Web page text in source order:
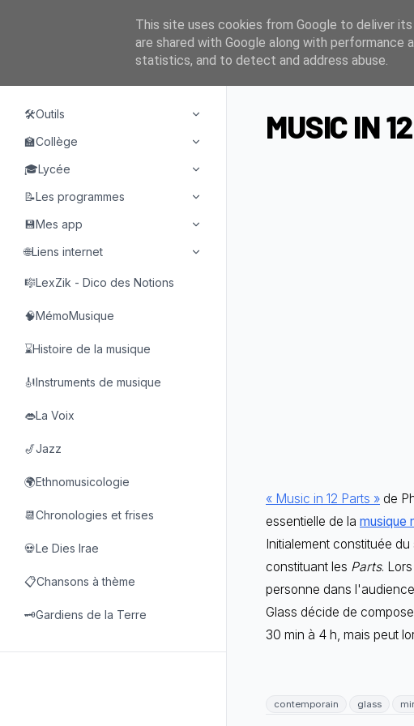
🛠️Outils
🏫Collège
🎓Lycée
📝Les programmes
💾Mes app
🌐Liens internet
🎼LexZik - Dico des Notions
🧠MémoMusique
⌛Histoire de la musique
🎻Instruments de musique
👄La Voix
🎷Jazz
🌍Ethnomusicologie
📆Chronologies et frises
💀Le Dies Irae
📋Chansons à thème
🗝️Gardiens de la Terre
MUSIC IN
« Music in 12 Parts » de
essentielle de la musique
Initialement constituée
constituant les Parts.
personne dans
Glass décide de
30 min à 4 h, mais peut
contemporain glass
This site uses cookies from Google to deliver
are shared with Google along with
statistics, and to detect and address abuse.